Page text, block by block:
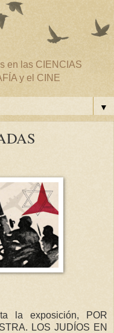
en las CIENCIAS
y el CINE
▼
la exposición, POR
LOS JUDÍOS EN